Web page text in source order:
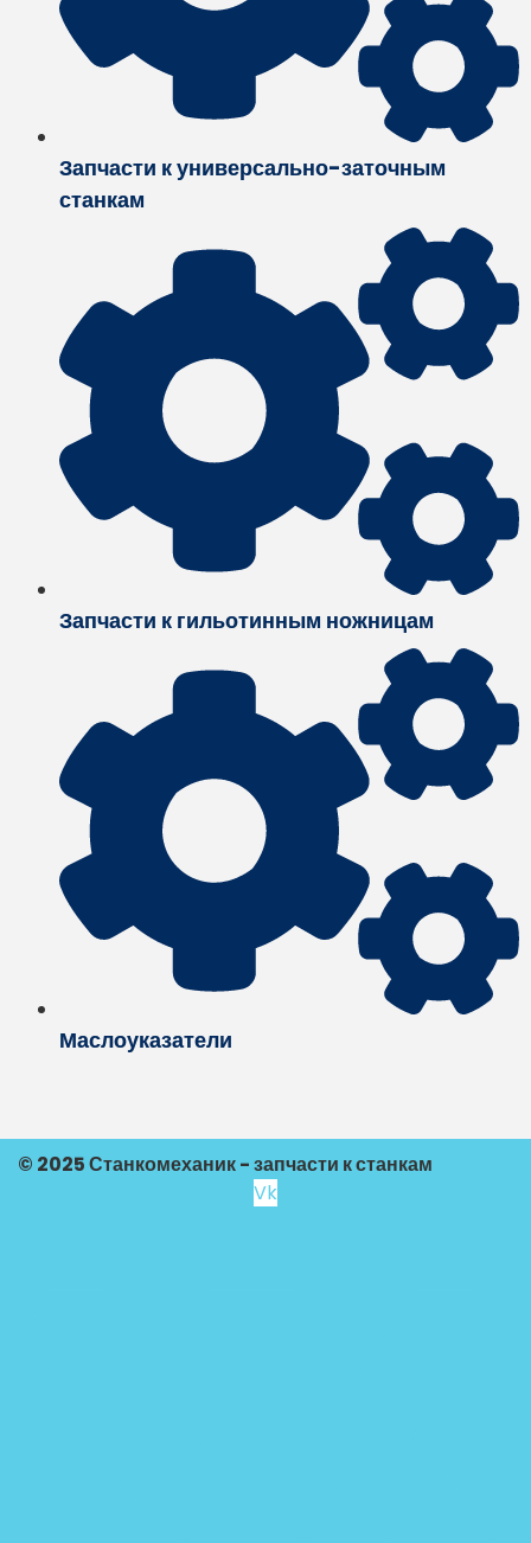
Запчасти к универсально-заточным
станкам
Запчасти к гильотинным ножницам
Маслоуказатели
© 2025 Станкомеханик - запчасти к станкам
Vk